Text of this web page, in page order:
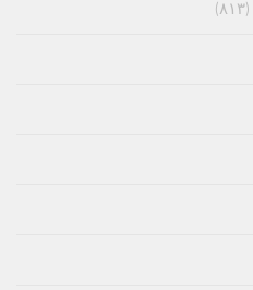
(۸۱۳)